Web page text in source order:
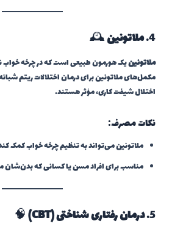
4. ملاتونین🕰️
ملاتونینیک هورمون طبیعی است که در چرخه
مکمل‌های ملاتونین برای درمان اختلالات ریتم
اختلال شیفت کاری، مؤثر هستند.
نکات مصرف:
ملاتونین می‌تواند به تنظیم چرخه خواب کمک
مناسب برای افراد مسن یا کسانی که بدن‌شان
5. درمان رفتاری شناختی (CBT) 🧠